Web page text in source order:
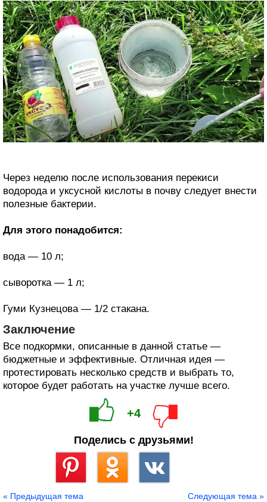
Через неделю после использования перекиси
водорода и уксусной кислоты в почву следует внести
полезные бактерии.
Для этого понадобится:
вода — 10 л;
сыворотка — 1 л;
Гуми Кузнецова — 1/2 стакана.
Заключение
Все подкормки, описанные в данной статье —
бюджетные и эффективные. Отличная идея —
протестировать несколько средств и выбрать то,
которое будет работать на участке лучше всего.
+4
Поделись с друзьями!
« Предыдущая тема Следующая тема »